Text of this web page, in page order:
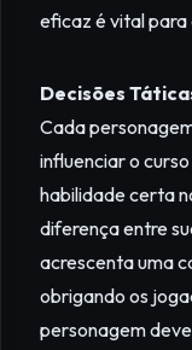
eficaz é vital para
Decisões
Cada
influenciar o
habilidade certa
diferença entre
acrescenta uma
obrigando os
personagem